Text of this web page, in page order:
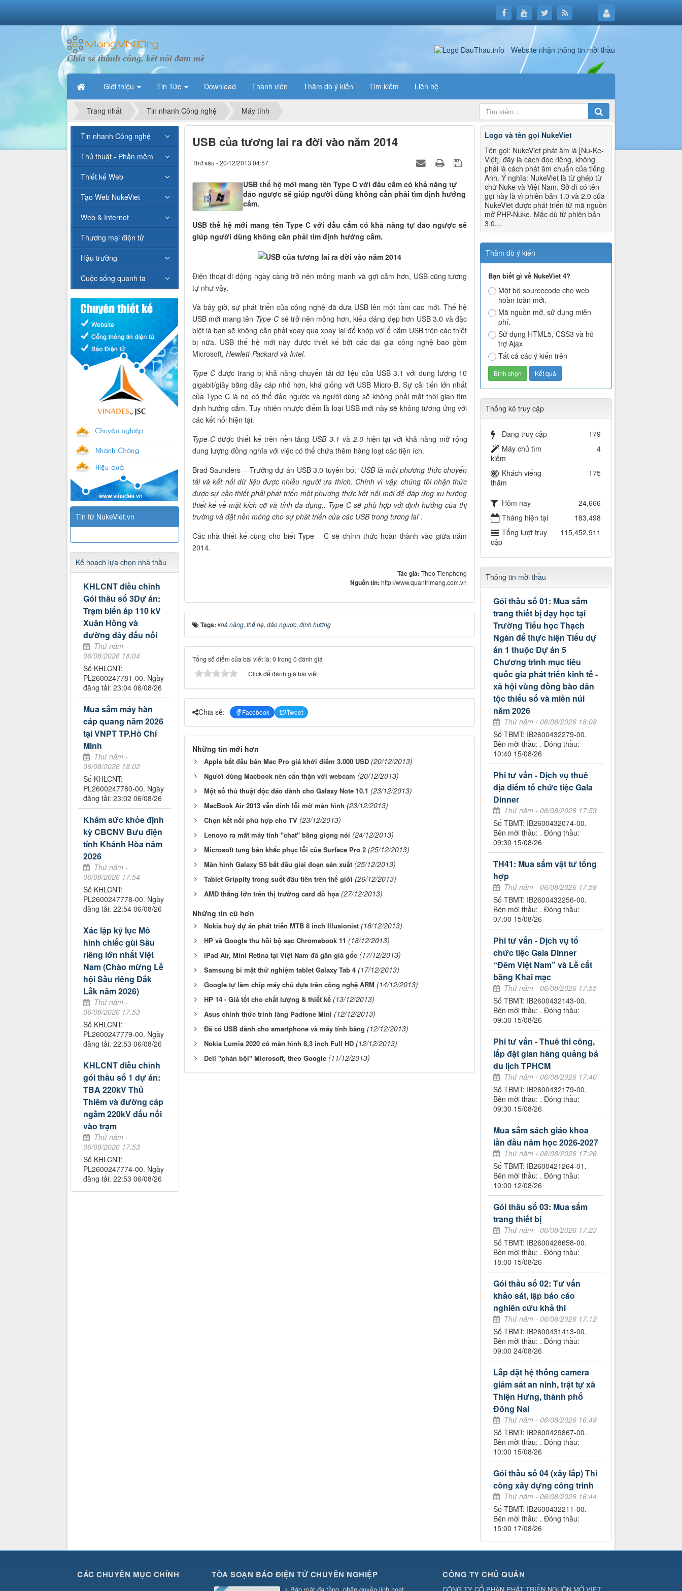
Chia sẻ thành công, kết nối đam mê
Giới thiệu Tin Tức Download Thành viên Thăm dò ý kiến Tìm kiếm Liên hệ
Trang nhất Tin nhanh Công nghệ Máy tính
USB của tương lai ra đời vào năm 2014
Thứ sáu - 20/12/2013 04:57
USB thế hệ mới mang tên Type C với đầu cắm có khả năng tự
đảo ngược sẽ giúp người dùng không cần phải tìm định hướng
cắm.
USB thế hệ mới mang tên Type C với đầu cắm có khả năng tự đảo ngược sẽ
giúp người dùng không cần phải tìm định hướng cắm.
Điện thoại di động ngày càng trở nên mỏng manh và gợi cảm hơn, USB cũng tương
tự như vậy.
Và bây giờ, sự phát triển của công nghệ đã đưa USB lên một tầm cao mới. Thế hệ
USB mới mang tên Type-Csẽ trở nên mỏng hơn, kiểu dáng đẹp hơn USB 3.0 và đặc
biệt là bạn sẽ không cần phải xoay qua xoay lại để khớp với ổ cắm USB trên các thiết
bị nữa. USB thế hệ mới này được thiết kế bởi các đại gia công nghệ bao gồm
Microsoft, Hewlett-Packardvà Intel.
Type C được trang bị khả năng chuyển tải dữ liệu của USB 3.1 với dung lượng 10
gigabit/giây bằng dây cáp nhỏ hơn, khá giống với USB Micro-B. Sự cải tiến lớn nhất
của Type C là nó có thể đảo ngược và người dùng sẽ không phải mất thời gian tìm
định hướng cắm. Tuy nhiên nhược điểm là loại USB mới này sẽ không tương ứng với
các kết nối hiện tại.
Type-Cđược thiết kế trên nền tảng USB 3.1 và 2.0hiện tại với khả năng mở rộng
dung lượng đồng nghĩa với việc có thể chứa thêm hàng loạt các tiện ích.
Brad Saunders – Trưởng dự án USB 3.0 tuyên bố: “USB là một phương thức chuyển
tải và kết nối dữ liệu được nhiều người ưa thích. Chính vì vậy, chúng tôi nhận thức
được sự cần thiết phải phát triển một phương thức kết nối mới để đáp ứng xu hướng
thiết kế về mặt kích cỡ và tính đa dụng,. Type C sẽ phù hợp với định hướng của thị
trường và đặt nền móng cho sự phát triển của các USB trong tương lai”.
Các nhà thiết kế cũng cho biết Type – C sẽ chính thức hoàn thành vào giữa năm
2014.
Tác giả:Theo Tienphong
Nguồn tin:http://www.quantrimang.com.vn
Tags: khả năng, thế hệ, đảo ngược, định hướng
Tổng số điểm của bài viết là: 0 trong 0 đánh giá
Click để đánh giá bài viết
Chia sẻ: Facebook Tweet
Những tin mới hơn
Apple bắt đầu bán Mac Pro giá khởi điểm 3.000 USD (20/12/2013)
Người dùng Macbook nên cẩn thận với webcam (20/12/2013)
Một số thủ thuật độc đáo dành cho Galaxy Note 10.1 (23/12/2013)
MacBook Air 2013 vẫn dính lỗi mờ màn hình (23/12/2013)
Chọn kết nối phù hợp cho TV (23/12/2013)
Lenovo ra mắt máy tính "chat" bằng giọng nói (24/12/2013)
Microsoft tung bản khắc phục lỗi của Surface Pro 2 (25/12/2013)
Màn hình Galaxy S5 bắt đầu giai đoạn sản xuất (25/12/2013)
Tablet Grippity trong suốt đầu tiên trên thế giới (26/12/2013)
AMD thắng lớn trên thị trường card đồ họa (27/12/2013)
Những tin cũ hơn
Nokia huỷ dự án phát triển MTB 8 inch Illusionist (18/12/2013)
HP và Google thu hồi bộ sạc Chromebook 11 (18/12/2013)
iPad Air, Mini Retina tại Việt Nam đã gần giá gốc (17/12/2013)
Samsung bí mật thử nghiệm tablet Galaxy Tab 4 (17/12/2013)
Google tự làm chip máy chủ dựa trên công nghệ ARM (14/12/2013)
HP 14 - Giá tốt cho chất lượng & thiết kế (13/12/2013)
Asus chính thức trình làng Padfone Mini (12/12/2013)
Đã có USB dành cho smartphone và máy tính bảng (12/12/2013)
Nokia Lumia 2020 có màn hình 8,3 inch Full HD (12/12/2013)
Dell "phản bội" Microsoft, theo Google (11/12/2013)
Logo và tên gọi NukeViet
Tên gọi: NukeViet phát âm là [Nu-Ke-
Việt], đây là cách đọc riêng, không
phải là cách phát âm chuẩn của tiếng
Anh. Ý nghĩa: NukeViet là từ ghép từ
chữ Nuke và Việt Nam. Sở dĩ có tên
gọi này là vì phiên bản 1.0 và 2.0 của
NukeViet được phát triển từ mã nguồn
mở PHP-Nuke. Mặc dù từ phiên bản
3.0,...
Thăm dò ý kiến
Bạn biết gì về NukeViet 4?
Một bộ sourcecode cho web
hoàn toàn mới.
Mã nguồn mở, sử dụng miễn
phí.
Sử dụng HTML5, CSS3 và hỗ
trợ Ajax
Tất cả các ý kiến trên
Thống kê truy cập
Đang truy cập
179
Máy chủ tìm
kiếm
4
Khách viếng
thăm
175
Hôm nay
24,666
Tháng hiện tại
183,498
Tổng lượt truy
cập
115,452,911
Thông tin mời thầu
Gói thầu số 01: Mua sắm
trang thiết bị dạy học tại
Trường Tiểu học Thạch
Ngàn để thực hiện Tiểu dự
án 1 thuộc Dự án 5
Chương trình mục tiêu
quốc gia phát triển kinh tế -
xã hội vùng đồng bào dân
tộc thiểu số và miền núi
năm 2026
Thứ năm - 06/08/2026 18:08
Số TBMT: IB2600432279-00.
Bên mời thầu: . Đóng thầu:
10:40 15/08/26
Phi tư vấn - Dịch vụ thuê
địa điểm tổ chức tiệc Gala
Dinner
Thứ năm - 06/08/2026 17:59
Số TBMT: IB2600432074-00.
Bên mời thầu: . Đóng thầu:
09:30 15/08/26
TH41: Mua sắm vật tư tổng
hợp
Thứ năm - 06/08/2026 17:59
Số TBMT: IB2600432256-00.
Bên mời thầu: . Đóng thầu:
07:00 15/08/26
Phi tư vấn - Dịch vụ tổ
chức tiệc Gala Dinner
“Đêm Việt Nam” và Lễ cắt
băng Khai mạc
Thứ năm - 06/08/2026 17:55
Số TBMT: IB2600432143-00.
Bên mời thầu: . Đóng thầu:
09:30 15/08/26
Phi tư vấn - Thuê thi công,
lắp đặt gian hàng quảng bá
du lịch TPHCM
Thứ năm - 06/08/2026 17:40
Số TBMT: IB2600432179-00.
Bên mời thầu: . Đóng thầu:
09:30 15/08/26
Mua sắm sách giáo khoa
lần đầu năm học 2026-2027
Thứ năm - 06/08/2026 17:26
Số TBMT: IB2600421264-01.
Bên mời thầu: . Đóng thầu:
10:00 12/08/26
Gói thầu số 03: Mua sắm
trang thiết bị
Thứ năm - 06/08/2026 17:23
Số TBMT: IB2600428658-00.
Bên mời thầu: . Đóng thầu:
18:00 15/08/26
Gói thầu số 02: Tư vấn
khảo sát, lập báo cáo
nghiên cứu khả thi
Thứ năm - 06/08/2026 17:12
Số TBMT: IB2600431413-00.
Bên mời thầu: . Đóng thầu:
09:00 24/08/26
Lắp đặt hệ thống camera
giám sát an ninh, trật tự xã
Thiện Hưng, thành phố
Đồng Nai
Thứ năm - 06/08/2026 16:49
Số TBMT: IB2600429867-00.
Bên mời thầu: . Đóng thầu:
10:00 15/08/26
Gói thầu số 04 (xây lắp) Thi
công xây dựng công trình
Thứ năm - 06/08/2026 16:44
Số TBMT: IB2600432211-00.
Bên mời thầu: . Đóng thầu:
15:00 17/08/26
Tin nhanh Công nghệ
Thủ thuật - Phần mềm
Thiết kế Web
Tạo Web NukeViet
Web & Internet
Thương mại điện tử
Hậu trường
Cuộc sống quanh ta
Tin từ NukeViet.vn
Kế hoạch lựa chọn nhà thầu
KHLCNT điều chỉnh
Gói thầu số 3Dự án:
Trạm biến áp 110 kV
Xuân Hồng và
đường dây đấu nối
Thứ năm -
06/08/2026 18:04
Số KHLCNT:
PL2600247781-00. Ngày
đăng tải: 23:04 06/08/26
Mua sắm máy hàn
cáp quang năm 2026
tại VNPT TP.Hồ Chí
Minh
Thứ năm -
06/08/2026 18:02
Số KHLCNT:
PL2600247780-00. Ngày
đăng tải: 23:02 06/08/26
Khám sức khỏe định
kỳ CBCNV Bưu điện
tỉnh Khánh Hòa năm
2026
Thứ năm -
06/08/2026 17:54
Số KHLCNT:
PL2600247778-00. Ngày
đăng tải: 22:54 06/08/26
Xác lập kỷ lục Mô
hình chiếc gùi Sầu
riêng lớn nhất Việt
Nam (Chào mừng Lễ
hội Sầu riêng Đắk
Lắk năm 2026)
Thứ năm -
06/08/2026 17:53
Số KHLCNT:
PL2600247779-00. Ngày
đăng tải: 22:53 06/08/26
KHLCNT điều chỉnh
gói thầu số 1 dự án:
TBA 220kV Thủ
Thiêm và đường cáp
ngầm 220kV đấu nối
vào trạm
Thứ năm -
06/08/2026 17:53
Số KHLCNT:
PL2600247774-00. Ngày
đăng tải: 22:53 06/08/26
CÁC CHUYÊN MỤC CHÍNH TÒA SOẠN BÁO ĐIỆN TỬ CHUYÊN NGHIỆP CÔNG TY CHỦ QUẢN